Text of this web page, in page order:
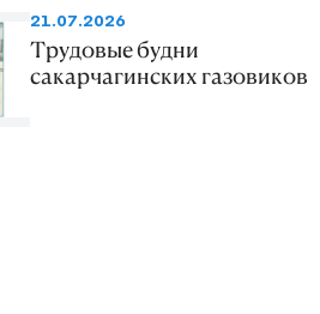
21.07.2026
Трудовые будни
сакарчагинских газовиков